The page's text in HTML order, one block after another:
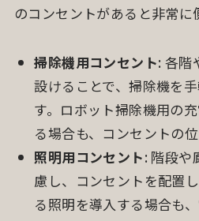
のコンセントがあると非常に
掃除機用コンセント: 各階
設けることで、掃除機を
す。ロボット掃除機用の
る場合も、コンセントの位
照明用コンセント: 階段や
慮し、コンセントを配置
る照明を導入する場合も